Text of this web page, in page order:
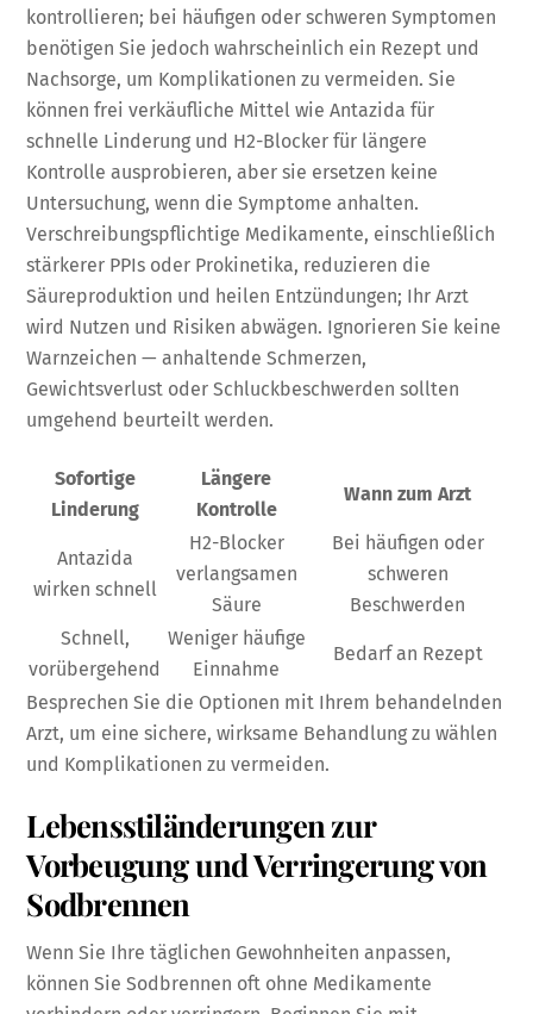
kontrollieren; bei häufigen oder schweren Symptomen
benötigen Sie jedoch wahrscheinlich ein Rezept und
Nachsorge, um Komplikationen zu vermeiden. Sie
können frei verkäufliche Mittel wie Antazida für
schnelle Linderung und H2-Blocker für längere
Kontrolle ausprobieren, aber sie ersetzen keine
Untersuchung, wenn die Symptome anhalten.
Verschreibungspflichtige Medikamente, einschließlich
stärkerer PPIs oder Prokinetika, reduzieren die
Säureproduktion und heilen Entzündungen; Ihr Arzt
wird Nutzen und Risiken abwägen. Ignorieren Sie keine
Warnzeichen — anhaltende Schmerzen,
Gewichtsverlust oder Schluckbeschwerden sollten
umgehend beurteilt werden.
Sofortige
Linderung
Längere
Kontrolle
Wann zum Arzt
Antazida
wirken schnell
H2-Blocker
verlangsamen
Säure
Bei häufigen oder
schweren
Beschwerden
Schnell,
vorübergehend
Weniger häufige
Einnahme
Bedarf an Rezept
Besprechen Sie die Optionen mit Ihrem behandelnden
Arzt, um eine sichere, wirksame Behandlung zu wählen
und Komplikationen zu vermeiden.
Lebensstiländerungen zur
Vorbeugung und Verringerung von
Sodbrennen
Wenn Sie Ihre täglichen Gewohnheiten anpassen,
können Sie Sodbrennen oft ohne Medikamente